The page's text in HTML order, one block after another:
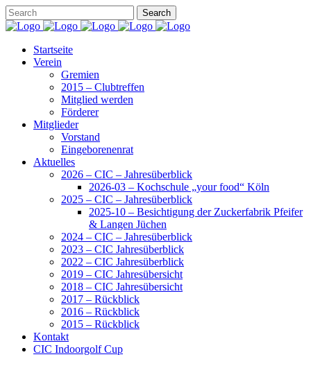
Startseite
Verein
Gremien
2015 – Clubtreffen
Mitglied werden
Förderer
Mitglieder
Vorstand
Eingeborenenrat
Aktuelles
2026 – CIC – Jahresüberblick
2026-03 – Kochschule „your food“ Köln
2025 – CIC – Jahresüberblick
2025-10 – Besichtigung der Zuckerfabrik Pfeifer
& Langen Jüchen
2024 – CIC – Jahresüberblick
2023 – CIC Jahresüberblick
2022 – CIC Jahresüberblick
2019 – CIC Jahresübersicht
2018 – CIC Jahresübersicht
2017 – Rückblick
2016 – Rückblick
2015 – Rückblick
Kontakt
CIC Indoorgolf Cup